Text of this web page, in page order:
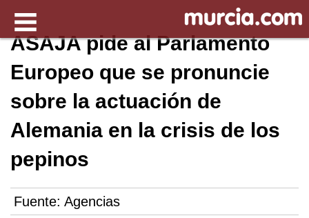
ASAJA pide al Parlamento
Europeo que se pronuncie
sobre la actuación de
Alemania en la crisis de los
pepinos
Fuente: Agencias